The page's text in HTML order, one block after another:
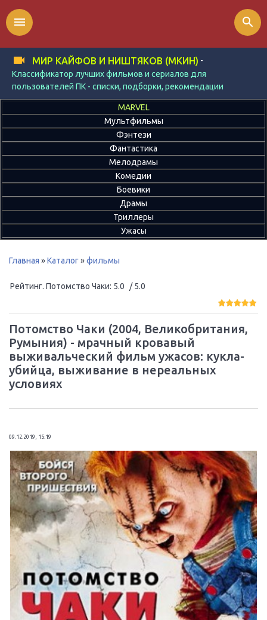
МИР КАЙФОВ И НИШТЯКОВ (МКИН) -
Классификатор лучших фильмов и сериалов для
пользователей ПК - списки, подборки, рекомендации
menu search
MARVEL
Мультфильмы
Фэнтези
Фантастика
Мелодрамы
Комедии
Боевики
Драмы
Триллеры
Ужасы
Главная »Каталог»фильмы
Рейтинг. Потомство Чаки: 5.0 / 5.0
Потомство Чаки (2004, Великобритания,
Румыния) - мрачный кровавый
выживальческий фильм ужасов: кукла-
убийца, выживание в нереальных
условиях
09.12.2019, 15:19